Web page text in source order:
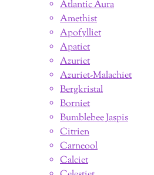
Atlantic Aura
Amethist
Apofylliet
Apatiet
Azuriet
Azuriet-Malachiet
Bergkristal
Borniet
Bumblebee Jaspis
Citrien
Carneool
Calciet